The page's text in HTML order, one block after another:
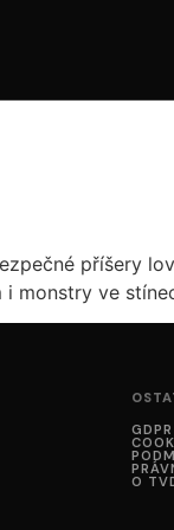
příšery
monstry ve
GDPR
O